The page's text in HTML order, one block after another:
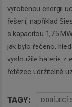
vyrobenou energii
řešení, například
s kapacitou 1,75
jak bylo řečeno,
vysloužilé baterie z
řetězec udržitelně
TAGY: DOBÍJECÍ